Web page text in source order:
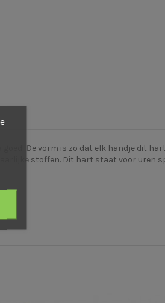
De vorm is zo dat elk handje dit
stoffen. Dit hart staat voor uren